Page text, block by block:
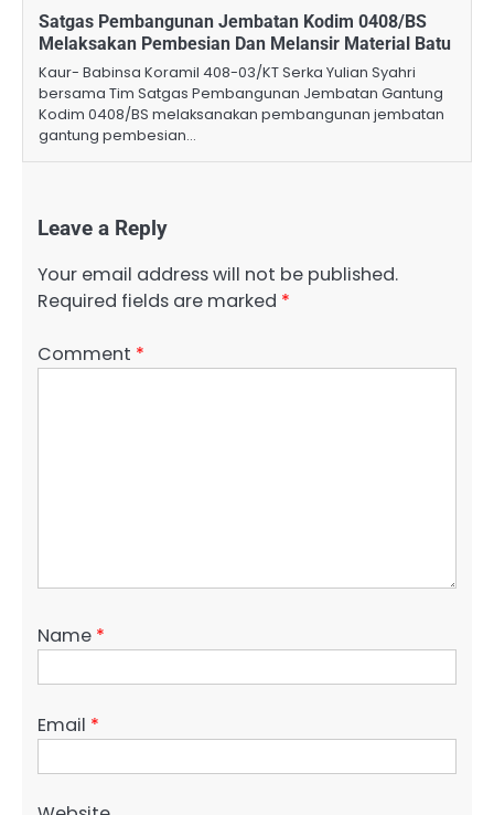
Satgas Pembangunan Jembatan Kodim 0408/BS
Melaksakan Pembesian Dan Melansir Material Batu
Kaur- Babinsa Koramil 408-03/KT Serka Yulian Syahri
bersama Tim Satgas Pembangunan Jembatan Gantung
Kodim 0408/BS melaksanakan pembangunan jembatan
gantung pembesian…
Leave a Reply
Your email address will not be published.
Required fields are marked *
Comment *
Name *
Email *